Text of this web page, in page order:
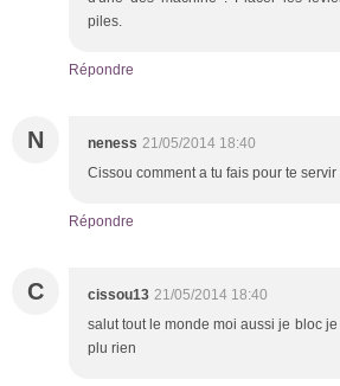
piles.
Répondre
N neness 21/05/2014 18:40
Cissou comment a tu fais pour te
Répondre
C cissou13 21/05/2014 18:40
salut tout le monde moi aussi je bloc
plu rien